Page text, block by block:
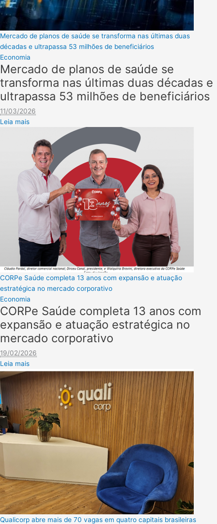
Mercado de planos de saúde se transforma nas últimas duas
décadas e ultrapassa 53 milhões de beneficiários
Economia
Mercado de planos de saúde se
transforma nas últimas duas décadas e
ultrapassa 53 milhões de beneficiários
11/03/2026
Leia mais
CORPe Saúde completa 13 anos com expansão e atuação
estratégica no mercado corporativo
Economia
CORPe Saúde completa 13 anos com
expansão e atuação estratégica no
mercado corporativo
19/02/2026
Leia mais
Qualicorp abre mais de 70 vagas em quatro capitais brasileiras